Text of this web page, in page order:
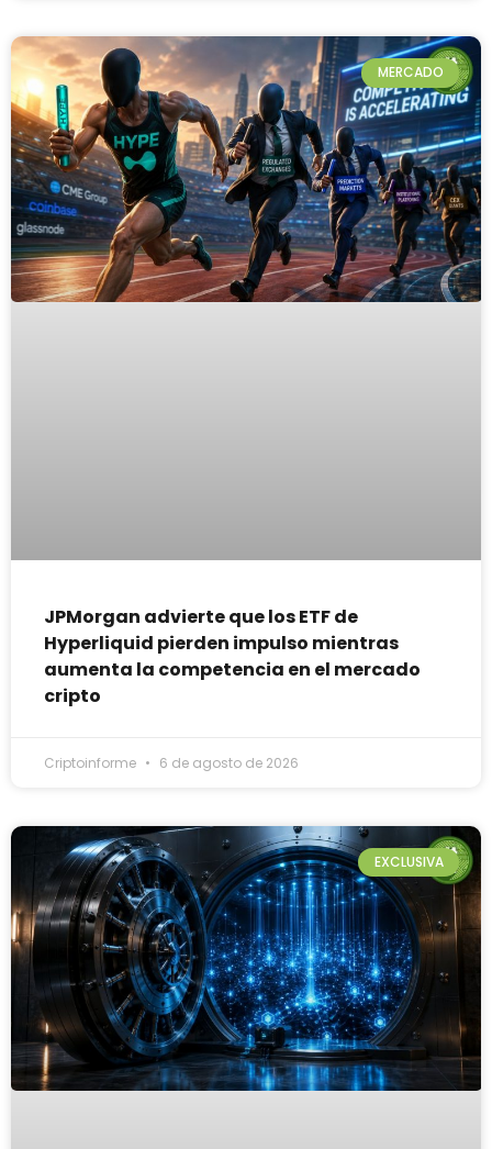
MERCADO
JPMorgan advierte que los ETF de
Hyperliquid pierden impulso mientras
aumenta la competencia en el mercado
cripto
Criptoinforme 6 de agosto de 2026
EXCLUSIVA